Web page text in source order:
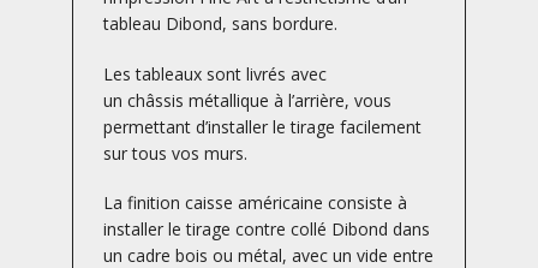
tableau Dibond, sans bordure.
Les tableaux sont livrés avec
un châssis métallique à l’arrière, vous
permettant d’installer le tirage facilement
sur tous vos murs.
La finition caisse américaine consiste à
installer le tirage contre collé Dibond dans
un cadre bois ou métal, avec un vide entre